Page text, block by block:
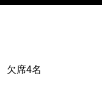
欠席4名